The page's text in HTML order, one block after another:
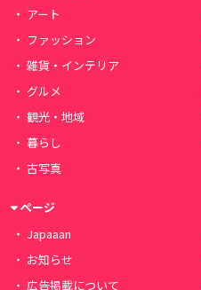
アート
ファッション
雑貨・インテリア
グルメ
観光・地域
暮らし
古写真
ページ
Japaaan
お知らせ
広告掲載について